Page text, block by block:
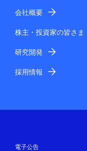
会社概要
株主・投資家の皆さま
研究開発
採用情報
電子公告